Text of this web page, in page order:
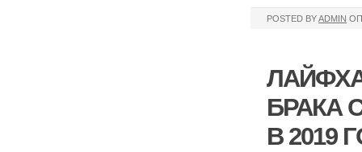
POSTED BYADMIN
БРАКА
В 2019